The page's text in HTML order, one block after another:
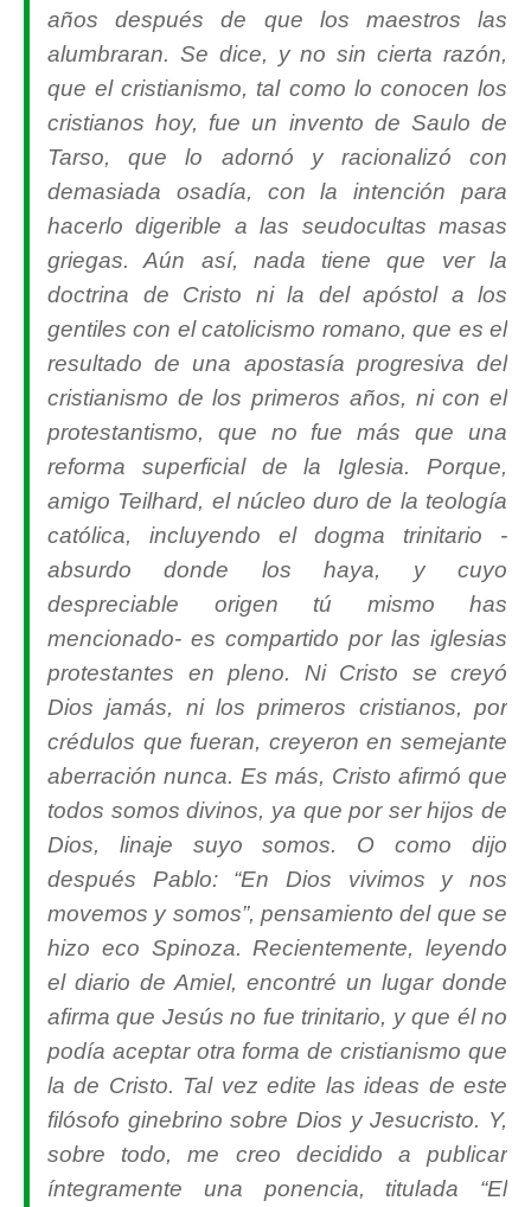
años después de que los maestros las
alumbraran. Se dice, y no sin cierta razón,
que el cristianismo, tal como lo conocen los
cristianos hoy, fue un invento de Saulo de
Tarso, que lo adornó y racionalizó con
demasiada osadía, con la intención para
hacerlo digerible a las seudocultas masas
griegas. Aún así, nada tiene que ver la
doctrina de Cristo ni la del apóstol a los
gentiles con el catolicismo romano, que es el
resultado de una apostasía progresiva del
cristianismo de los primeros años, ni con el
protestantismo, que no fue más que una
reforma superficial de la Iglesia. Porque,
amigo Teilhard, el núcleo duro de la teología
católica, incluyendo el dogma trinitario -
absurdo donde los haya, y cuyo
despreciable origen tú mismo has
mencionado- es compartido por las iglesias
protestantes en pleno. Ni Cristo se creyó
Dios jamás, ni los primeros cristianos, por
crédulos que fueran, creyeron en semejante
aberración nunca. Es más, Cristo afirmó que
todos somos divinos, ya que por ser hijos de
Dios, linaje suyo somos. O como dijo
después Pablo: “En Dios vivimos y nos
movemos y somos”, pensamiento del que se
hizo eco Spinoza. Recientemente, leyendo
el diario de Amiel, encontré un lugar donde
afirma que Jesús no fue trinitario, y que él no
podía aceptar otra forma de cristianismo que
la de Cristo. Tal vez edite las ideas de este
filósofo ginebrino sobre Dios y Jesucristo. Y,
sobre todo, me creo decidido a publicar
íntegramente una ponencia, titulada “El